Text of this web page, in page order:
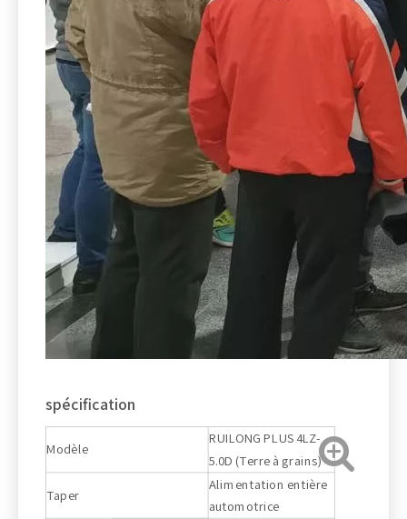
spécification
Modèle
RUILONG PLUS 4LZ-
5.0D (Terre à grains)
Taper
Alimentation entière
automotrice